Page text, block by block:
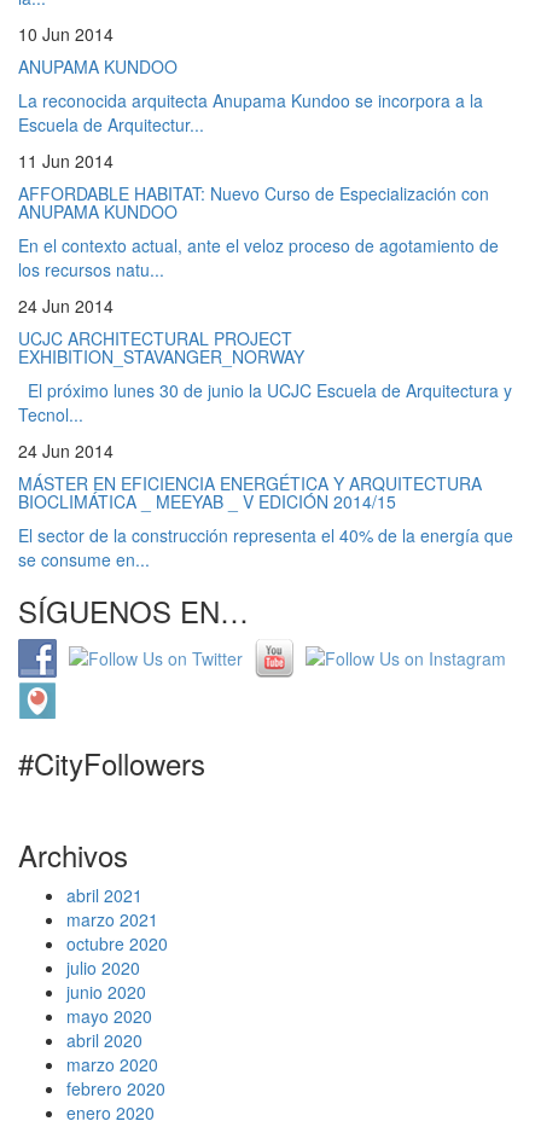
10 Jun 2014
ANUPAMA KUNDOO
La reconocida arquitecta Anupama Kundoo se incorpora a la
Escuela de Arquitectur...
11 Jun 2014
AFFORDABLE HABITAT: Nuevo Curso de Especialización con
ANUPAMA KUNDOO
En el contexto actual, ante el veloz proceso de agotamiento de
los recursos natu...
24 Jun 2014
UCJC ARCHITECTURAL PROJECT
EXHIBITION_STAVANGER_NORWAY
El próximo lunes 30 de junio la UCJC Escuela de Arquitectura y
Tecnol...
24 Jun 2014
MÁSTER EN EFICIENCIA ENERGÉTICA Y ARQUITECTURA
BIOCLIMÁTICA _ MEEYAB _ V EDICIÓN 2014/15
El sector de la construcción representa el 40% de la energía que
se consume en...
SÍGUENOS EN…
#CityFollowers
Archivos
abril 2021
marzo 2021
octubre 2020
julio 2020
junio 2020
mayo 2020
abril 2020
marzo 2020
febrero 2020
enero 2020